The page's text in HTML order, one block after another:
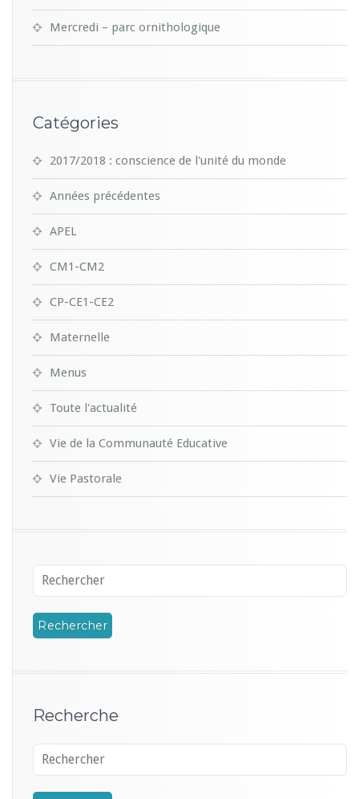
Mercredi – parc ornithologique
Catégories
2017/2018 : conscience de l'unité du monde
Années précédentes
APEL
CM1-CM2
CP-CE1-CE2
Maternelle
Menus
Toute l'actualité
Vie de la Communauté Educative
Vie Pastorale
Recherche